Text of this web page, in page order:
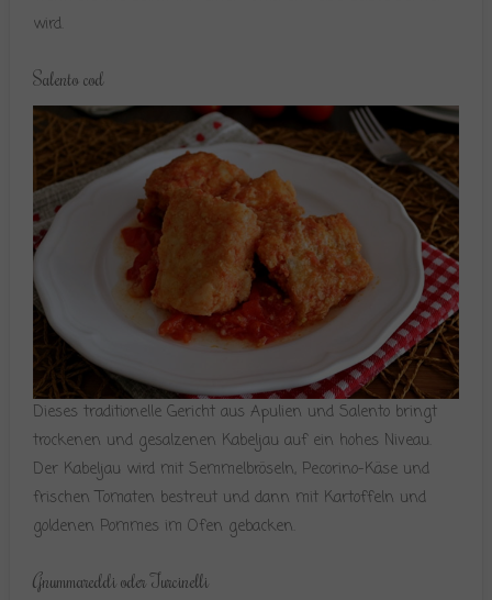
wird.
Salento cod
Dieses traditionelle Gericht aus Apulien und Salento bringt
trockenen und gesalzenen Kabeljau auf ein hohes Niveau.
Der Kabeljau wird mit Semmelbröseln, Pecorino-Käse und
frischen Tomaten bestreut und dann mit Kartoffeln und
goldenen Pommes im Ofen gebacken.
Gnummareddi oder Turcinelli